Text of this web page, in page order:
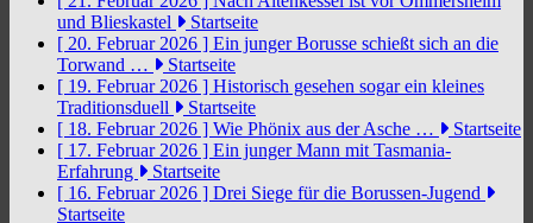
und Blieskastel
Startseite
[ 20. Februar 2026 ] Ein junger Borusse schießt sich an die
Torwand …
Startseite
[ 19. Februar 2026 ] Historisch gesehen sogar ein kleines
Traditionsduell
Startseite
[ 18. Februar 2026 ] Wie Phönix aus der Asche …
Startseite
[ 17. Februar 2026 ] Ein junger Mann mit Tasmania-
Erfahrung
Startseite
[ 16. Februar 2026 ] Drei Siege für die Borussen-Jugend
Startseite